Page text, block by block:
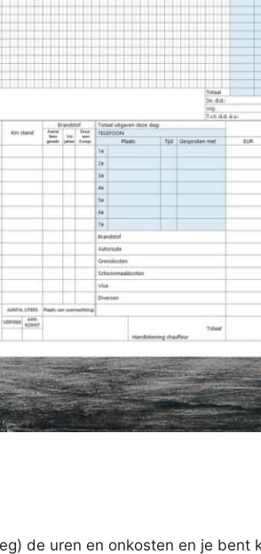
de uren en onkosten en je bent